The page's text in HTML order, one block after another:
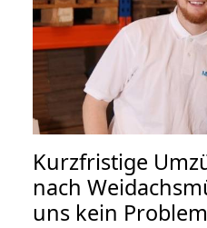
Kurzfristige
nach
uns kein